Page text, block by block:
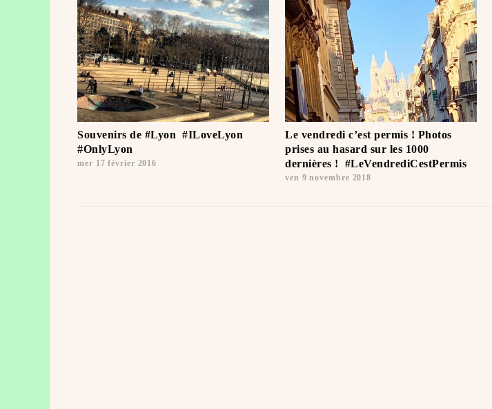
Souvenirs de #Lyon ️ #ILoveLyon
#OnlyLyon ️
mer 17 février 2016
Le vendredi c’est permis ! Photos
prises au hasard sur les 1000
dernières ! ️ #LeVendrediCestPermis
ven 9 novembre 2018